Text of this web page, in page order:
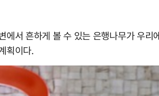
서 흔하게 볼 수 있는 은행나무가 우
획이다.